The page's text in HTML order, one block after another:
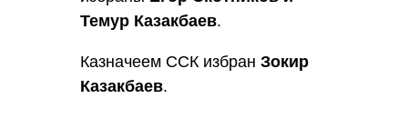
Темур Казакбаев.
Казначеем ССК избран Зокир
Казакбаев.